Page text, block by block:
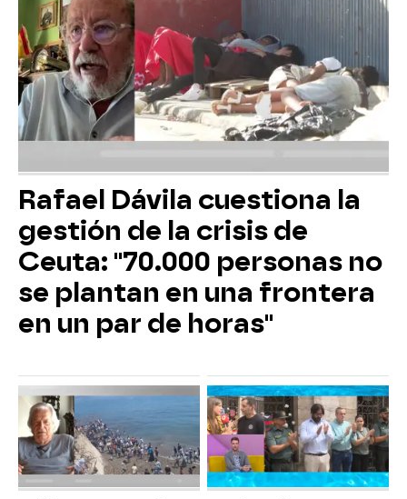
Rafael Dávila cuestiona la
gestión de la crisis de
Ceuta: "70.000 personas no
se plantan en una frontera
en un par de horas"